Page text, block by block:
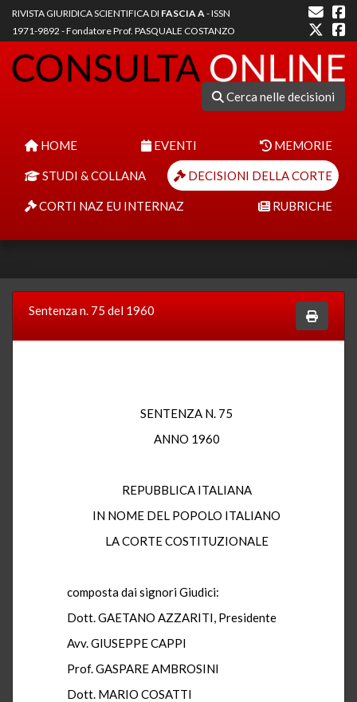
RIVISTA GIURIDICA SCIENTIFICA DI FASCIA A- ISSN
1971-9892 - Fondatore Prof. PASQUALE COSTANZO
Cerca nelle decisioni
HOME EVENTI MEMORIE
STUDI & COLLANA DECISIONI DELLA CORTE
CORTI NAZ EU INTERNAZ RUBRICHE
Sentenza n. 75 del 1960
SENTENZA N. 75
ANNO 1960
REPUBBLICA ITALIANA
IN NOME DEL POPOLO ITALIANO
LA CORTE COSTITUZIONALE
composta dai signori Giudici:
Dott. GAETANO AZZARITI, Presidente
Avv. GIUSEPPE CAPPI
Prof. GASPARE AMBROSINI
Dott. MARIO COSATTI